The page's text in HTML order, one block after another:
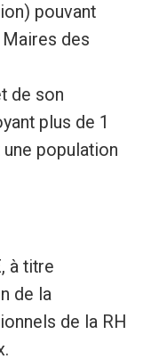
pouvant
des
de son
plus de 1
population
à titre
de la
de la RH